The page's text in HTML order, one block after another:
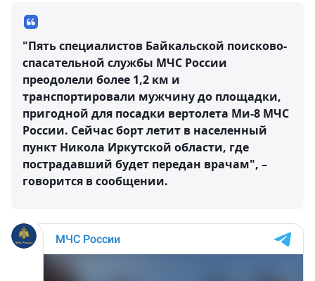
"Пять специалистов Байкальской поисково-
спасательной службы МЧС России
преодолели более 1,2 км и
транспортировали мужчину до площадки,
пригодной для посадки вертолета Ми-8 МЧС
России. Сейчас борт летит в населенный
пункт Никола Иркутской области, где
пострадавший будет передан врачам", –
говорится в сообщении.